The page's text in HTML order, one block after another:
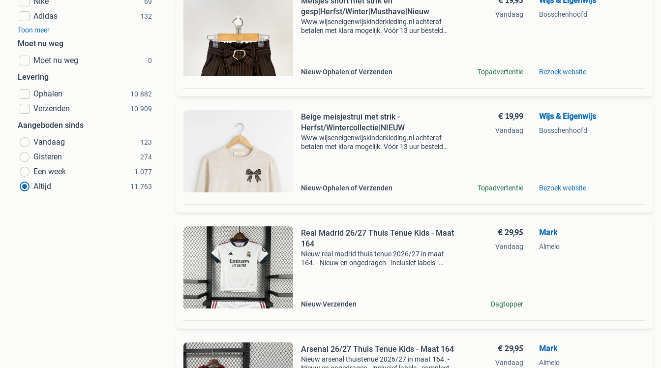
Adidas
132
Toon meer
Moet nu weg
Moet nu weg
0
Levering
Ophalen
10.882
Verzenden 10.909
Aangeboden sinds
Vandaag
123
Gisteren 274
Een week 1.077
Altijd 11.763
gesp|Herfst/Winter|Musthave|Nieuw
Www.wijseneigenwijskinderkleding.nl achteraf
betalen met klara mogelijk. Vóór 13 uur besteld
Nieuw Ophalen of Verzenden
Vandaag
Topadvertentie
Bosschenhoofd
Bezoek website
Beige meisjestrui met strik -
Herfst/Wintercollectie|NIEUW
Www.wijseneigenwijskinderkleding.nl achteraf
betalen met klara mogelijk. Vóór 13 uur besteld
Nieuw Ophalen of Verzenden
€ 19,99
Vandaag
Topadvertentie
Wijs & Eigenwijs
Bosschenhoofd
Bezoek website
Real Madrid 26/27 Thuis Tenue Kids - Maat
164
Nieuw real madrid thuis tenue 2026/27 in maat
164. - Nieuw en ongedragen - inclusief labels -
Nieuw Verzenden
€ 29,95
Vandaag
Dagtopper
Mark
Almelo
Arsenal 26/27 Thuis Tenue Kids - Maat 164
Nieuw arsenal thuistenue 2026/27 in maat 164. -
€ 29,95
Vandaag
Mark
Almelo